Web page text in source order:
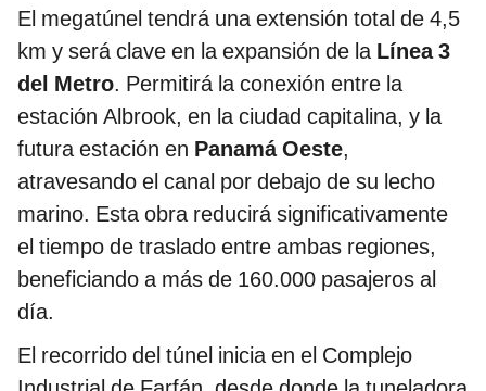
El megatúnel tendrá una extensión total de 4,5
km y será clave en la expansión de laLínea 3
del Metro. Permitirá la conexión entre la
estación Albrook, en la ciudad capitalina, y la
futura estación en Panamá Oeste,
atravesando el canal por debajo de su lecho
marino. Esta obra reducirá significativamente
el tiempo de traslado entre ambas regiones,
beneficiando a más de 160.000 pasajeros al
día.
El recorrido del túnel inicia en el Complejo